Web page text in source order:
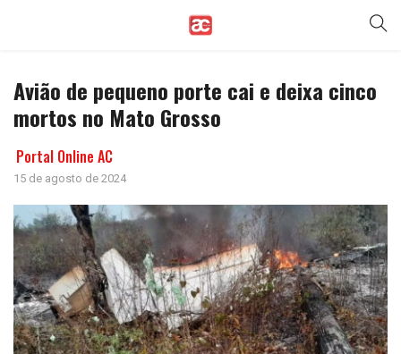
Avião de pequeno porte cai e deixa cinco
mortos no Mato Grosso
Portal Online AC
15 de agosto de 2024